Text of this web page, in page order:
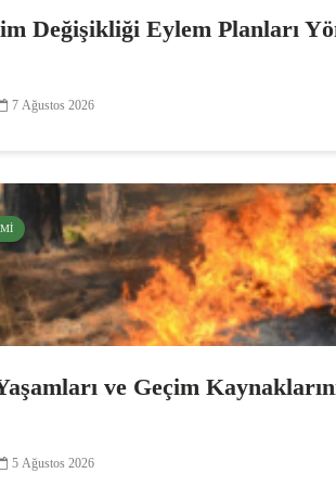
Değişikliği Eylem Planları
7 Ağustos 2026
ve Geçim
5 Ağustos 2026